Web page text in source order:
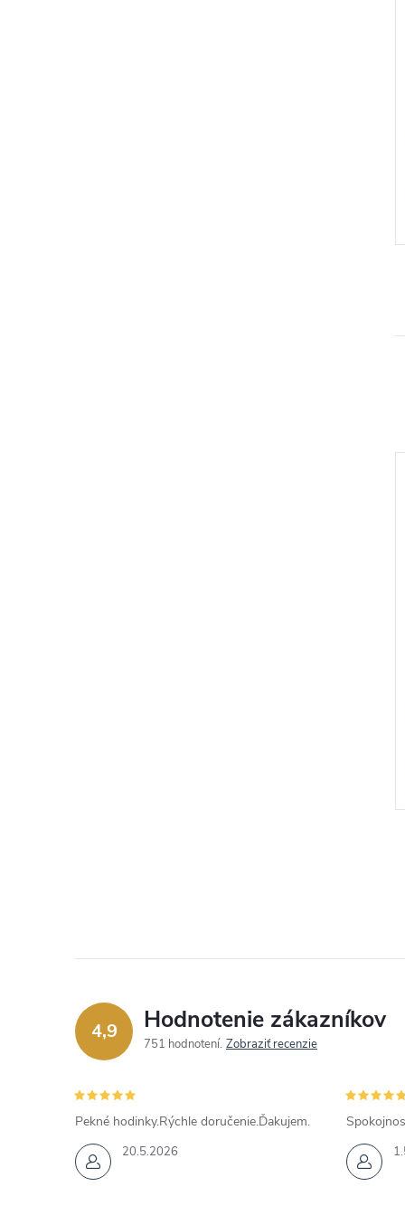
4,9 Hodnotenie zákazníkov
751 hodnotení Zobraziť recenzie
20.5.2026
Pekné hodinky.Rýchle doručenie.Ďakujem.